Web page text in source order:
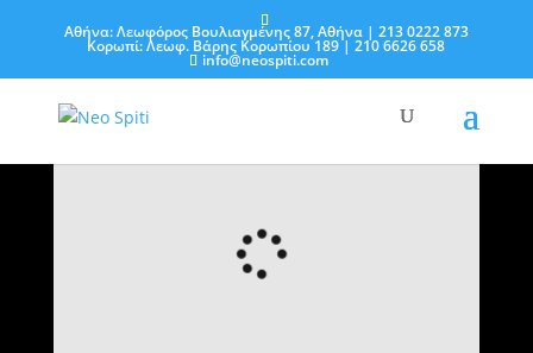
Αθήνα: Λεωφόρος Βουλιαγμένης 87, Αθήνα| 213 0222 873
Κορωπί: Λεωφ. Βάρης Κορωπίου 189| 210 6626 658
info@neospiti.com